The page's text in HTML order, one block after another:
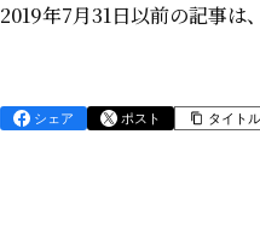
2019年7月31日以前の記事は
シェア ポスト タイト